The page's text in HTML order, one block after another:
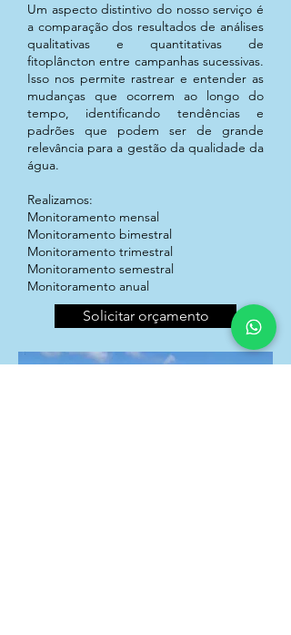
Um aspecto distintivo do nosso serviço é
a comparação dos resultados de análises
qualitativas e quantitativas de
fitoplâncton entre campanhas sucessivas.
Isso nos permite rastrear e entender as
mudanças que ocorrem ao longo do
tempo, identificando tendências e
padrões que podem ser de grande
relevância para a gestão da qualidade da
água.
Realizamos:
Monitoramento mensal
Monitoramento bimestral
Monitoramento trimestral
Monitoramento semestral
Monitoramento anual
Solicitar orçamento